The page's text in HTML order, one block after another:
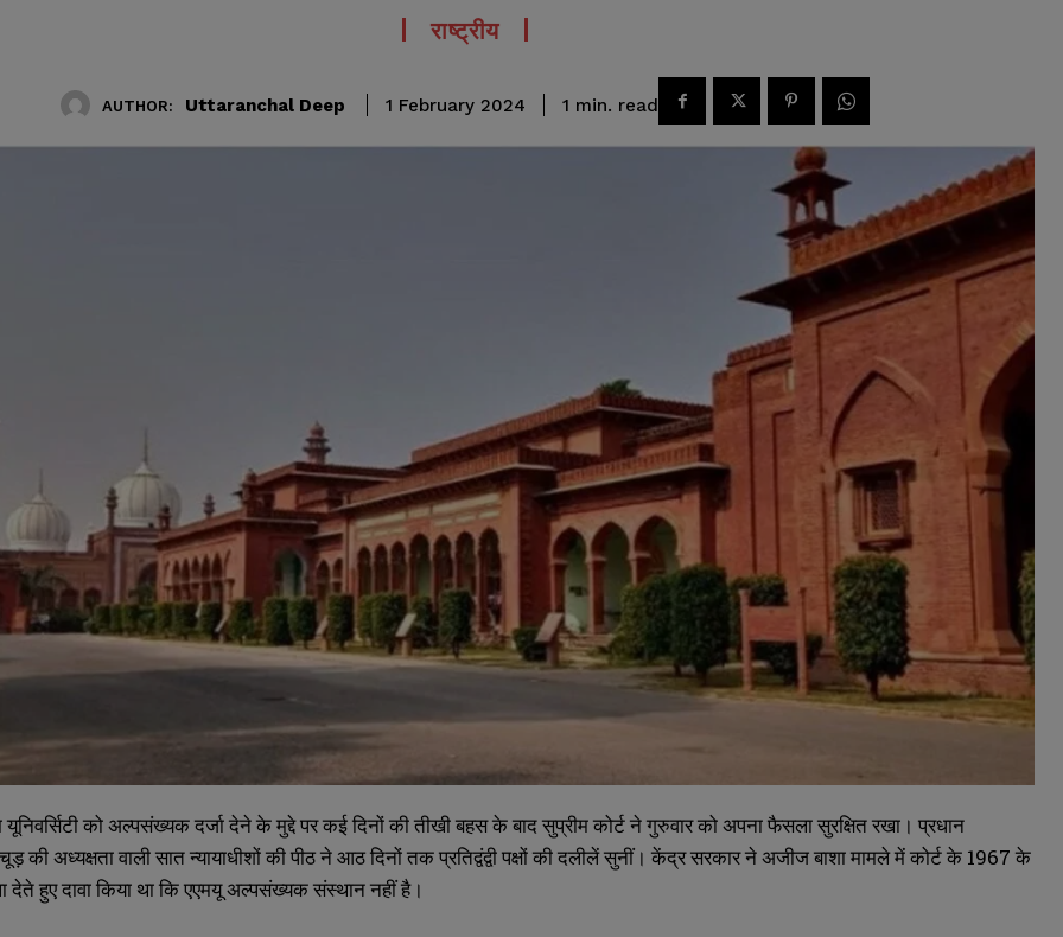
राष्ट्रीय
AUTHOR: Uttaranchal Deep 1 February 2024 1 min. read
को अल्पसंख्यक दर्जा देने के मुद्दे पर कई दिनों की तीखी बहस के बाद सुप्रीम कोर्ट ने गुरुवार को अपना फैसला सुरक्षित रखा। प्रधान
की अध्यक्षता वाली सात न्यायाधीशों की पीठ ने आठ दिनों तक प्रतिद्वंद्वी पक्षों की दलीलें सुनीं। केंद्र सरकार ने अजीज बाशा मामले में कोर्ट के 1967 के
देते हुए दावा किया था कि एएमयू अल्पसंख्यक संस्थान नहीं है।